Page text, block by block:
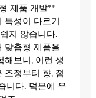
제품 개발**
성이 다르기
지 않습니다.
맞춤형 제품을
해보니, 이런 생
조정부터 향, 점
니다. 덕분에 우